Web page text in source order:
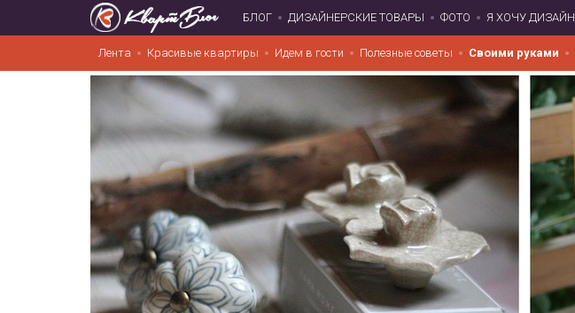
БЛОГ ДИЗАЙНЕРСКИЕ ТОВАРЫ ФОТО Я ХОЧУ ДИЗАЙН
Лента Красивые квартиры Идем в гости Полезные советы Своими руками